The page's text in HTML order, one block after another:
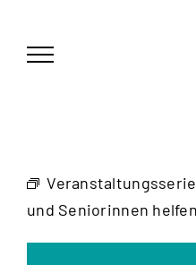
springen
und Seniorinnen helfen